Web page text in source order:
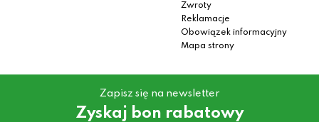
Zwroty
Reklamacje
Obowiązek informacyjny
Mapa strony
Zapisz się na newsletter
Zyskaj bon rabatowy